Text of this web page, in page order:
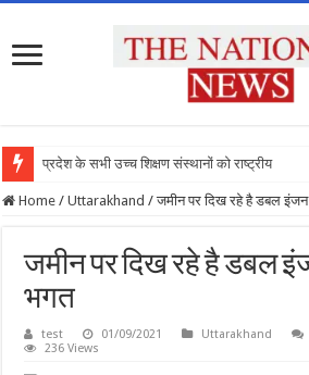
प्रदेश के सभी उच्च शिक्षण संस्थानों को राष्ट्रीय शिक्ष
Home / Uttarakhand / जमीन पर दिख रहे है डबल
जमीन पर दिख रहे है डबल
भगत
test 01/09/2021 Uttarakhand
236 Views